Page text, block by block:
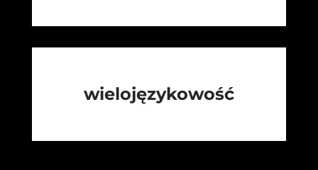
wielojęzykowość